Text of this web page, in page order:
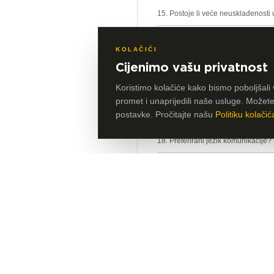
15. Postoje li veće
17. Postoje li dodatni zahtjevi za
savjetovanje, revizijom,
Ne
18. Preferirani jezik komunikacije?
KOLAČIĆI
Cijenimo vašu privatnost
Koristimo kolačiće kako bismo
promet i unaprijedili naše usluge.
postavke. Pročitajte našu Politiku